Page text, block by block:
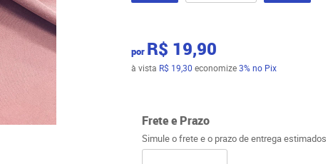
por R$ 19,90
à vista R$ 19,30 economize3% no Pix
Frete e Prazo
Simule o frete e o prazo de entrega